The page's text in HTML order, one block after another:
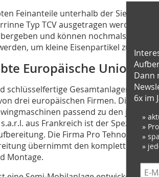
Feinanteile unterhalb der
Typ TCV ausgetragen werden.
und können nochmals mittels
um kleine Eisenpartikel zurück zu
Europäische Union EU
schlüsselfertige Gesamtanlagen sind
drei europäischen Firmen. Die
passend zu den
aus Frankreich ist der Spezialist
Die Firma Pro Tehno d.o.o.
übernimmt den kompletten
Montage.
Dann
6x im
»
»
»
»